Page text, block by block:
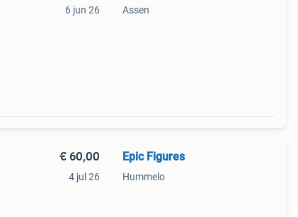
6 jun 26 Assen
€ 60,00
4 jul 26
Epic Figures
Hummelo